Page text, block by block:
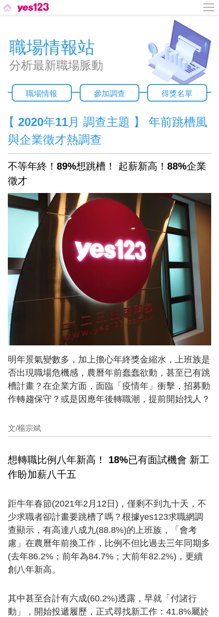
職場情報站
分析最新職場脈動
職場情報 參加調查 得獎名單
【 2020年11月 調查主題 】 年前跳槽風
與企業徵才熱調查
不等年終！89%想跳槽！ 起薪新高！88%企業
徵才
明年景氣變數多，加上擔心年終獎金縮水，上班族是
否出現職場危機感，農曆年前蠢蠢欲動，甚至已有跳
槽計畫？在企業方面，面臨「疫情年」衝擊，招募動
作轉趨保守？或是因應年後轉職潮，提前開始找人？
文/楊宗斌
想轉職比例八年新高！ 18%已有面試機會 新工
作盼加薪八千五
距牛年春節(2021年2月12日)，僅剩不到九十天，不
少求職者卻計畫要跳槽了嗎？根據yes123求職網調
查顯示，有高達八成九(88.8%)的上班族，「會考
慮」在農曆年前換工作，比例不但比過去三年同期多
(去年86.2%；前年為84.7%；大前年82.2%)，更續
創八年新高。
其中甚至合計有六成(60.2%)透露，早就「付諸行
動」，開始投遞履歷，正式尋找新工作：41.8%屬於